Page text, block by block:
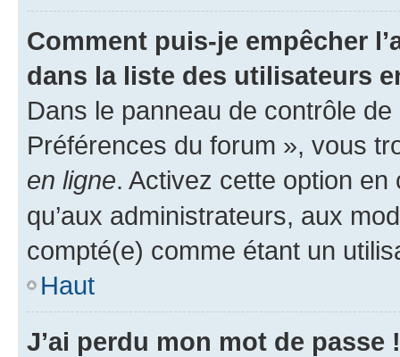
Comment puis-je empêcher
dans la liste des utilisateurs
Dans le panneau de contrôle
Préférences du forum », vous
en ligne. Activez cette option
qu’aux administrateurs, aux
compté(e) comme étant un
Haut
J’ai perdu mon mot de passe !